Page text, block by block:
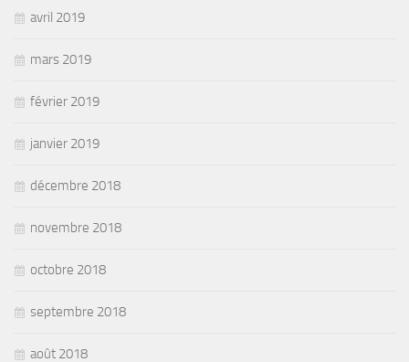
avril 2019
mars 2019
février 2019
janvier 2019
décembre 2018
novembre 2018
octobre 2018
septembre 2018
août 2018